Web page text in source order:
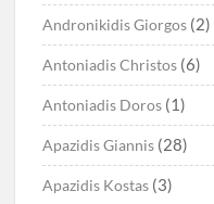
Andronikidis Giorgos (2)
Antoniadis Christos (6)
Antoniadis Doros (1)
Apazidis Giannis (28)
Apazidis Kostas (3)